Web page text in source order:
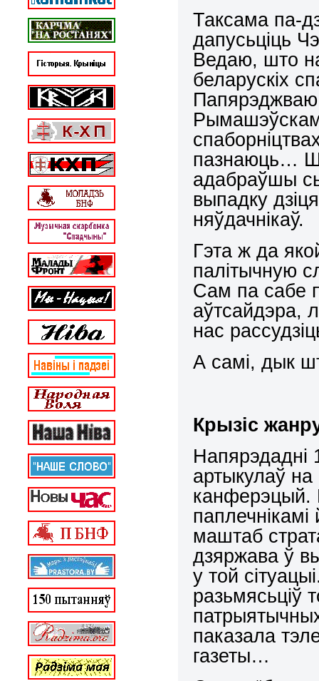
Таксама па-
дапусьціць
Ведаю, што
беларускіх
пазнаюць…
адабраўшы
выпадку
няўдачнікаў.
Гэта ж да
палітычную
Сам па сабе
аўтсайдэра,
нас
А самі, дык
Крызіс
Напярэдадні
артыкулаў на
канферэцый.
маштаб
дзяржава ў
у той
разьмясьціў
паказала
газеты…